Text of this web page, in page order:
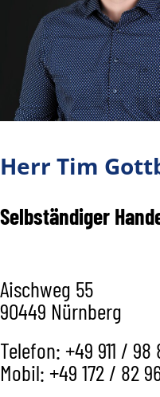
Herr Tim
Selbständiger
Aischweg 55
90449 Nürnberg
Telefon: +49 911 / 98
Mobil: +49 172 / 82